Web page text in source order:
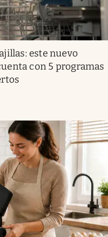
este nuevo
con 5 programas